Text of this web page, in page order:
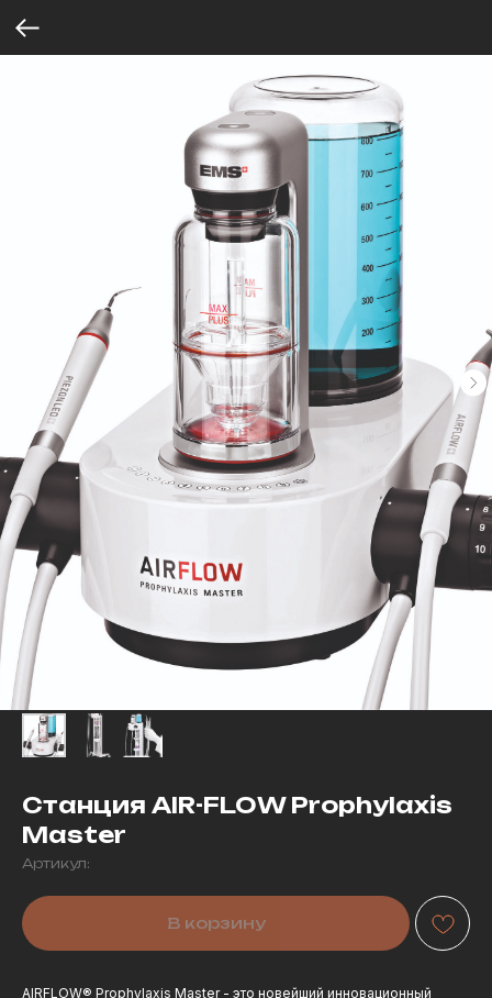
Станция AIR-FLOW Prophylaxis
Master
Артикул:
В корзину
AIRFLOW® Prophylaxis Master - это новейший инновационный